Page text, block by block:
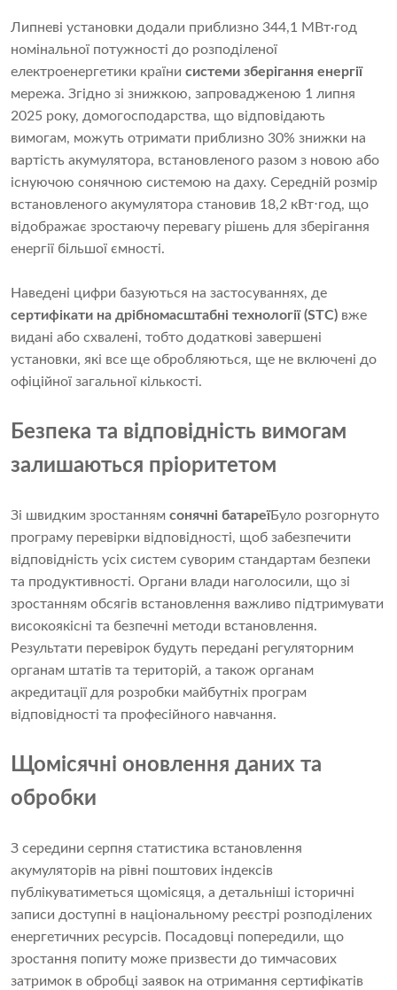
Липневі установки додали приблизно 344,1 МВт·год
номінальної потужності до розподіленої
електроенергетики країни системи зберігання енергії
мережа. Згідно зі знижкою, запровадженою 1 липня
2025 року, домогосподарства, що відповідають
вимогам, можуть отримати приблизно 30% знижки на
вартість акумулятора, встановленого разом з новою або
існуючою сонячною системою на даху. Середній розмір
встановленого акумулятора становив 18,2 кВт⋅год, що
відображає зростаючу перевагу рішень для зберігання
енергії більшої ємності.
Наведені цифри базуються на застосуваннях, де
сертифікати на дрібномасштабні технології (STC) вже
видані або схвалені, тобто додаткові завершені
установки, які все ще обробляються, ще не включені до
офіційної загальної кількості.
Безпека та відповідність вимогам
залишаються пріоритетом
Зі швидким зростанням сонячні батареїБуло розгорнуто
програму перевірки відповідності, щоб забезпечити
відповідність усіх систем суворим стандартам безпеки
та продуктивності. Органи влади наголосили, що зі
зростанням обсягів встановлення важливо підтримувати
високоякісні та безпечні методи встановлення.
Результати перевірок будуть передані регуляторним
органам штатів та територій, а також органам
акредитації для розробки майбутніх програм
відповідності та професійного навчання.
Щомісячні оновлення даних та
обробки
З середини серпня статистика встановлення
акумуляторів на рівні поштових індексів
публікуватиметься щомісяця, а детальніші історичні
записи доступні в національному реєстрі розподілених
енергетичних ресурсів. Посадовці попередили, що
зростання попиту може призвести до тимчасових
затримок в обробці заявок на отримання сертифікатів